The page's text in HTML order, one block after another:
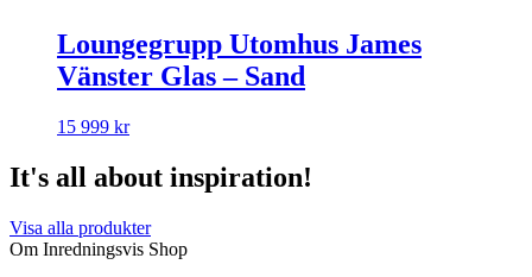
Loungegrupp Utomhus James
Vänster Glas – Sand
15 999 kr
It's all about inspiration!
Visa alla produkter
Om Inredningsvis Shop